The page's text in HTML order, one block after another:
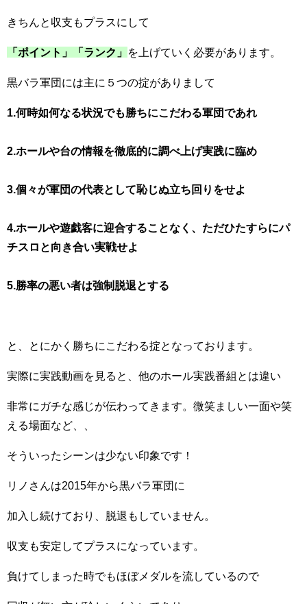
きちんと収支もプラスにして
「ポイント」「ランク」 を上げていく必要があります。
黒バラ軍団には主に５つの掟がありまして
1.何時如何なる状況でも勝ちにこだわる軍団であれ
2.ホールや台の情報を徹底的に調べ上げ実践に臨め
3.個々が軍団の代表として恥じぬ立ち回りをせよ
4.ホールや遊戯客に迎合することなく、ただひたすらにパ
チスロと向き合い実戦せよ
5.勝率の悪い者は強制脱退とする
と、とにかく勝ちにこだわる掟となっております。
実際に実践動画を見ると、他のホール実践番組とは違い
非常にガチな感じが伝わってきます。微笑ましい一面や笑
える場面など、、
そういったシーンは少ない印象です！
リノさんは2015年から黒バラ軍団に
加入し続けており、脱退もしていません。
収支も安定してプラスになっています。
負けてしまった時でもほぼメダルを流しているので